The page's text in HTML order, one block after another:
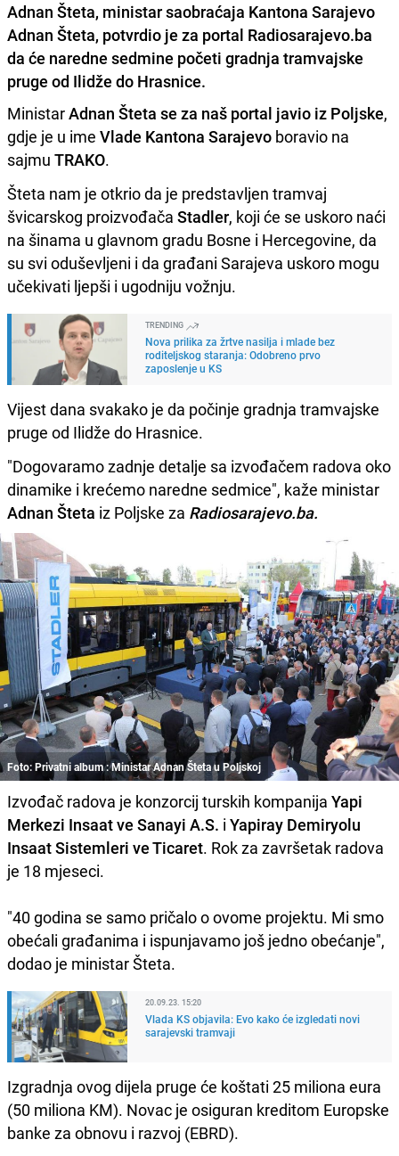
Adnan Šteta, ministar saobraćaja Kantona Sarajevo
Adnan Šteta, potvrdio je za portal Radiosarajevo.ba
da će naredne sedmine početi gradnja tramvajske
pruge od Ilidže do Hrasnice.
MinistarAdnan Šteta se za naš portal javio iz Poljske,
gdje je u ime Vlade Kantona Sarajevo boravio na
sajmu TRAKO.
Šteta nam je otkrio da je predstavljen tramvaj
švicarskog proizvođača Stadler, koji će se uskoro naći
na šinama u glavnom gradu Bosne i Hercegovine, da
su svi oduševljeni i da građani Sarajeva uskoro mogu
učekivati ljepši i ugodniju vožnju.
TRENDING
Nova prilika za žrtve nasilja i mlade bez
roditeljskog staranja: Odobreno prvo
zaposlenje u KS
Vijest dana svakako je da počinje gradnja tramvajske
pruge od Ilidže do Hrasnice.
"Dogovaramo zadnje detalje sa izvođačem radova oko
dinamike i krećemo naredne sedmice", kaže ministar
Adnan Šteta iz Poljske za Radiosarajevo.ba.
Foto: Privatni album : Ministar Adnan Šteta u Poljskoj
Izvođač radova je konzorcij turskih kompanija Yapi
Merkezi Insaat ve Sanayi A.S. i Yapiray Demiryolu
Insaat Sistemleri ve Ticaret. Rok za završetak radova
je 18 mjeseci.
"40 godina se samo pričalo o ovome projektu. Mi smo
obećali građanima i ispunjavamo još jedno obećanje",
dodao je ministar Šteta.
20.09.23. 15:20
Vlada KS objavila: Evo kako će izgledati novi
sarajevski tramvaji
Izgradnja ovog dijela pruge će koštati 25 miliona eura
(50 miliona KM). Novac je osiguran kreditom Europske
banke za obnovu i razvoj (EBRD).